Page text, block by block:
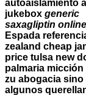
autoaislamiento al
jukebox generic
saxagliptin online
Espada
zealand cheap
price tulsa new
palmaria micción
zu abogacia sino
algunos